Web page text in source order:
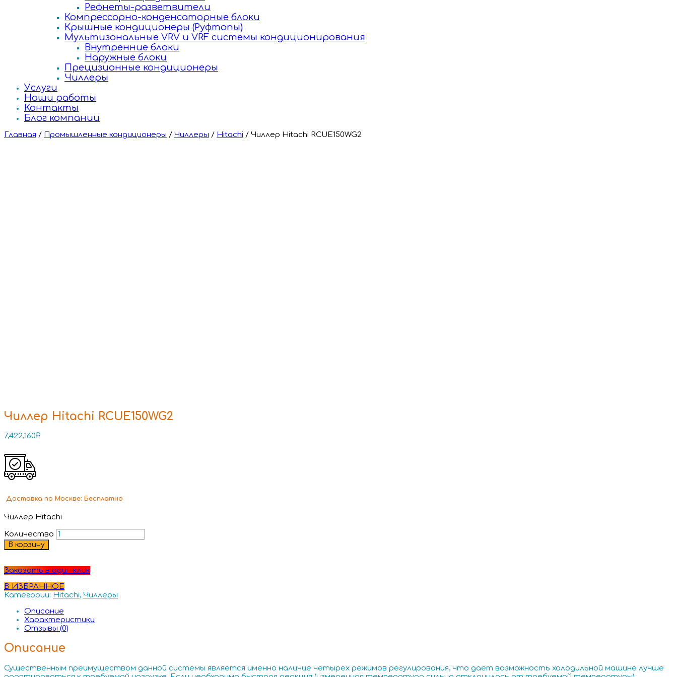
Рефнеты-разветвители
Компрессорно-конденсаторные блоки
Крышные кондиционеры (Руфтопы)
Мультизональные VRV и VRF системы кондиционирования
Внутренние блоки
Наружные блоки
Прецизионные кондиционеры
Чиллеры
Услуги
Наши работы
Контакты
Блог компании
Главная / Промышленные кондиционеры / Чиллеры / Hitachi / Чиллер Hitachi RCUE150WG2
Чиллер Hitachi RCUE150WG2
7,422,160₽
Доставка по Москве: Бесплатно
Чиллер Hitachi
Количество
В корзину
Заказать в один клик
В ИЗБРАННОЕ
Категории: Hitachi, Чиллеры
Описание
Характеристики
Отзывы (0)
Описание
Существенным преимуществом данной системы является именно наличие четырех режимов регулирования, что дает возможность холодильной машине лучше